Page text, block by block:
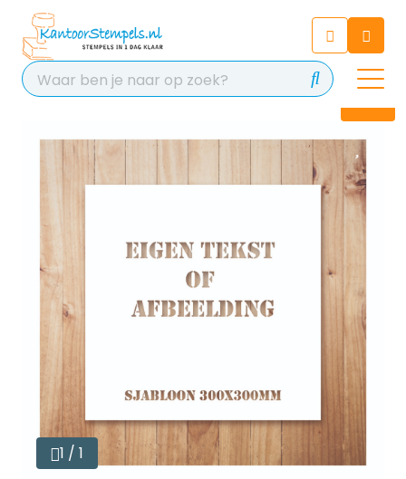
Chat 24/7 met onze chatbot
voor hulp
Contact
1 / 1